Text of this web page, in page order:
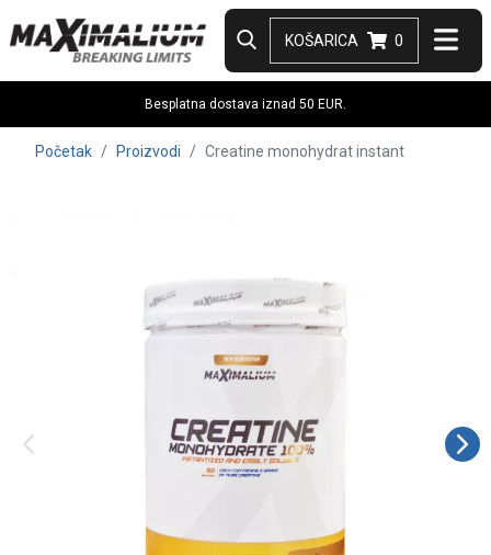
KOŠARICA 0
Besplatna dostava iznad 50 EUR.
Početak Proizvodi Creatine monohydrat instant